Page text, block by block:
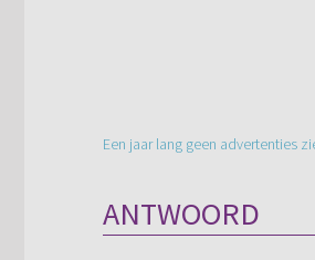
Een jaar lang geen advertenties
ANTWOORD